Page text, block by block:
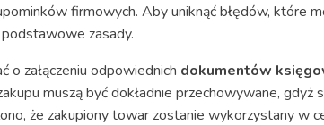
firmowych. Aby uniknąć błędów, które
zasady.
o załączeniu odpowiednich dokumentów
muszą być dokładnie przechowywane,
że zakupiony towar zostanie wykorzystany w